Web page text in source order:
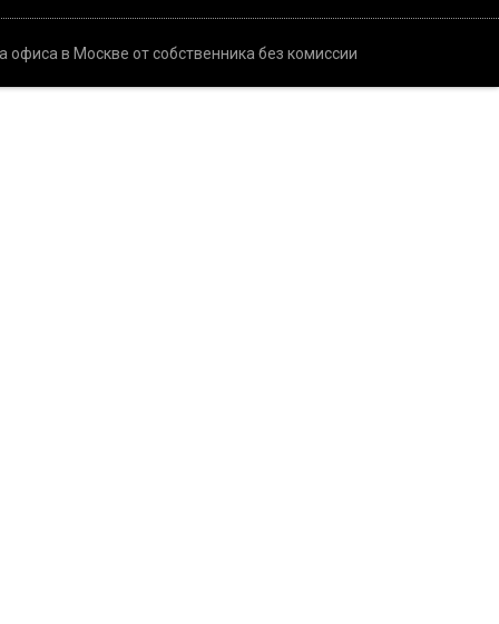
в Москве от собственника без комиссии